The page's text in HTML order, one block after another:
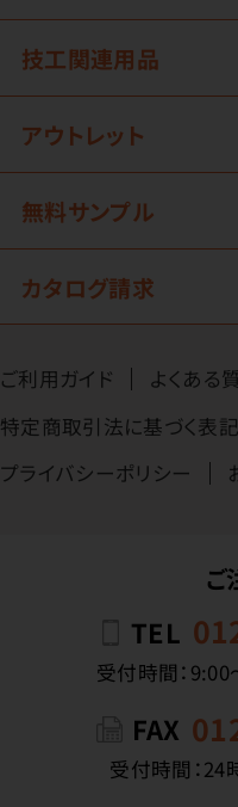
技工関連用品
アウトレット
無料サンプル
カタログ請求
ご利用ガイド よくある
特定商取引法に基づく表記
プライバシーポリシー
ご
TEL
受付時間：
FAX
受付時間：